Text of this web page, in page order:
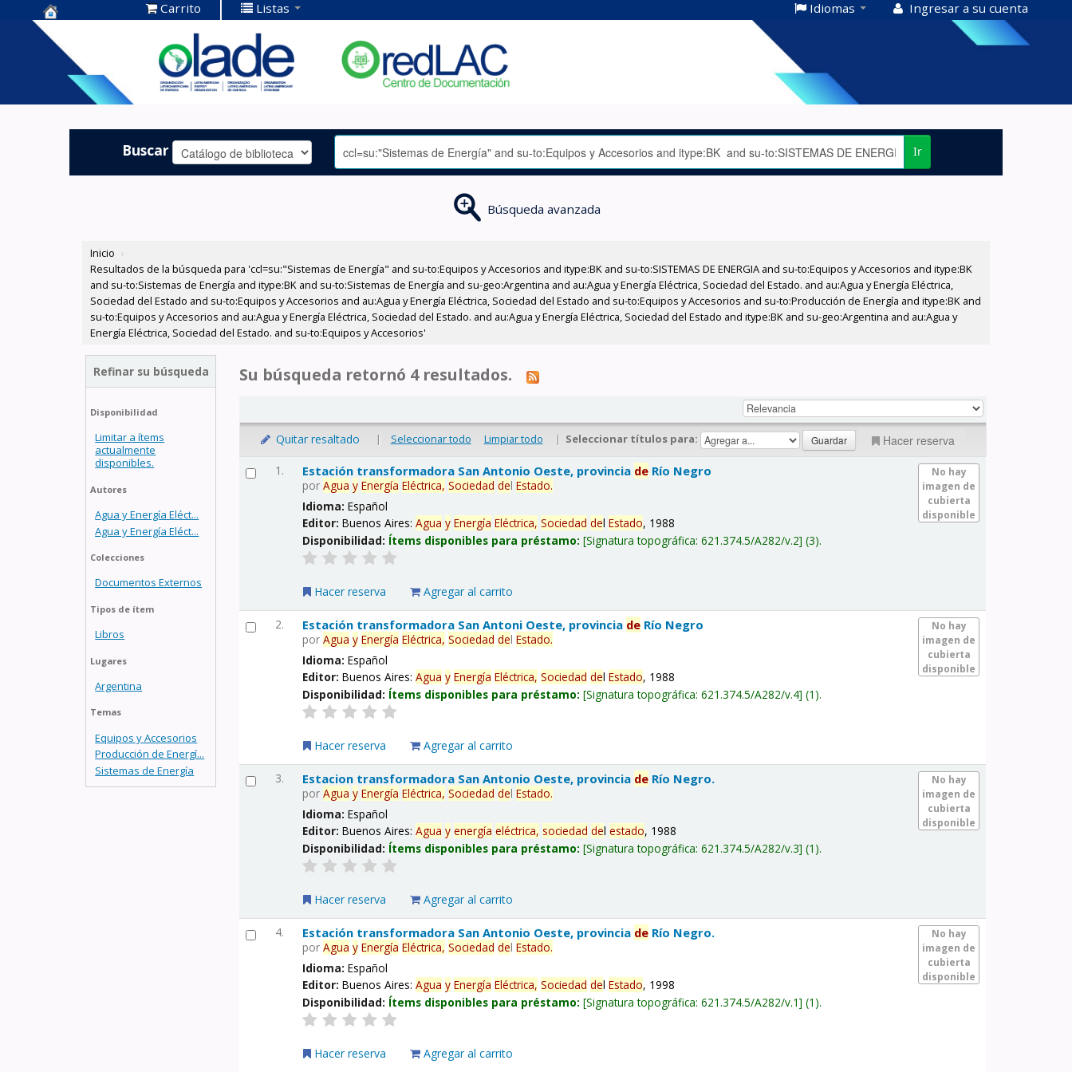
Centro de
Documentación
OLADE -
Carrito Listas Idiomas Ingresar a su cuenta
Buscar Ir
Búsqueda avanzada
Inicio ›
Resultados de la búsqueda para 'ccl=su:"Sistemas de Energía" and su-to:Equipos y Accesorios and itype:BK and su-to:SISTEMAS DE ENERGIA and su-to:Equipos y Accesorios and itype:BK
and su-to:Sistemas de Energía and itype:BK and su-to:Sistemas de Energía and su-geo:Argentina and au:Agua y Energía Eléctrica, Sociedad del Estado. and au:Agua y Energía Eléctrica,
Sociedad del Estado and su-to:Equipos y Accesorios and au:Agua y Energía Eléctrica, Sociedad del Estado and su-to:Equipos y Accesorios and su-to:Producción de Energía and itype:BK and
su-to:Equipos y Accesorios and au:Agua y Energía Eléctrica, Sociedad del Estado. and au:Agua y Energía Eléctrica, Sociedad del Estado and itype:BK and su-geo:Argentina and au:Agua y
Energía Eléctrica, Sociedad del Estado. and su-to:Equipos y Accesorios'
Refinar su búsqueda
Disponibilidad
Limitar a ítems
actualmente
disponibles.
Autores
Agua y Energía Eléct...
Agua y Energía Eléct...
Colecciones
Documentos Externos
Tipos de ítem
Libros
Lugares
Argentina
Temas
Equipos y Accesorios
Producción de Energí...
Sistemas de Energía
Su búsqueda retornó 4 resultados.
Quitar resaltado | Seleccionar todo Limpiar todo | Seleccionar títulos para: Hacer reserva
1.
No hay
imagen de
cubierta
disponible
Estación transformadora San Antonio Oeste, provincia de Río Negro
porAgua y Energía Eléctrica, Sociedad delEstado.
Idioma:Español
Editor:Buenos Aires:Agua y Energía Eléctrica, Sociedad delEstado, 1988
Disponibilidad: Ítems disponibles para préstamo: Signatura topográfica:621.374.5/A282/v.2 (3).
Hacer reserva Agregar al carrito
2.
No hay
imagen de
cubierta
disponible
Estación transformadora San Antoni Oeste, provincia de Río Negro
porAgua y Energía Eléctrica, Sociedad delEstado.
Idioma:Español
Editor:Buenos Aires:Agua y Energía Eléctrica, Sociedad delEstado, 1988
Disponibilidad: Ítems disponibles para préstamo: Signatura topográfica:621.374.5/A282/v.4 (1).
Hacer reserva Agregar al carrito
3.
No hay
imagen de
cubierta
disponible
Estacion transformadora San Antonio Oeste, provincia de Río Negro.
porAgua y Energía Eléctrica, Sociedad delEstado.
Idioma:Español
Editor:Buenos Aires:Agua y energía eléctrica, sociedad delestado, 1988
Disponibilidad: Ítems disponibles para préstamo: Signatura topográfica:621.374.5/A282/v.3 (1).
Hacer reserva Agregar al carrito
4.
No hay
imagen de
cubierta
disponible
Estación transformadora San Antonio Oeste, provincia de Río Negro.
porAgua y Energía Eléctrica, Sociedad delEstado.
Idioma:Español
Editor:Buenos Aires:Agua y Energía Eléctrica, Sociedad delEstado, 1998
Disponibilidad: Ítems disponibles para préstamo: Signatura topográfica:621.374.5/A282/v.1 (1).
Hacer reserva Agregar al carrito